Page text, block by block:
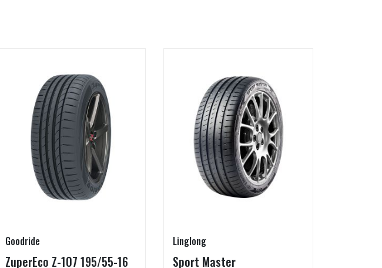
Goodride
ZuperEco Z-107 195/55-16
Linglong
Sport Master